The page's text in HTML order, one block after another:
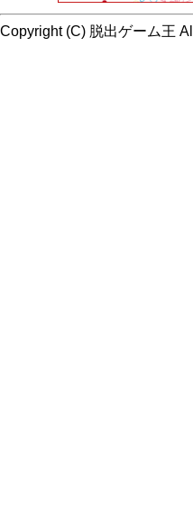
Copyright (C) 脱出ゲーム王